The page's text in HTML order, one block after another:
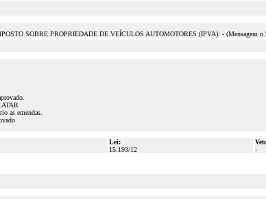
SOBRE PROPRIEDADE DE VEÍCULOS AUTOMOTORES (IPVA). - (Mensagem
as emendas.
Lei:
15.193/12
-